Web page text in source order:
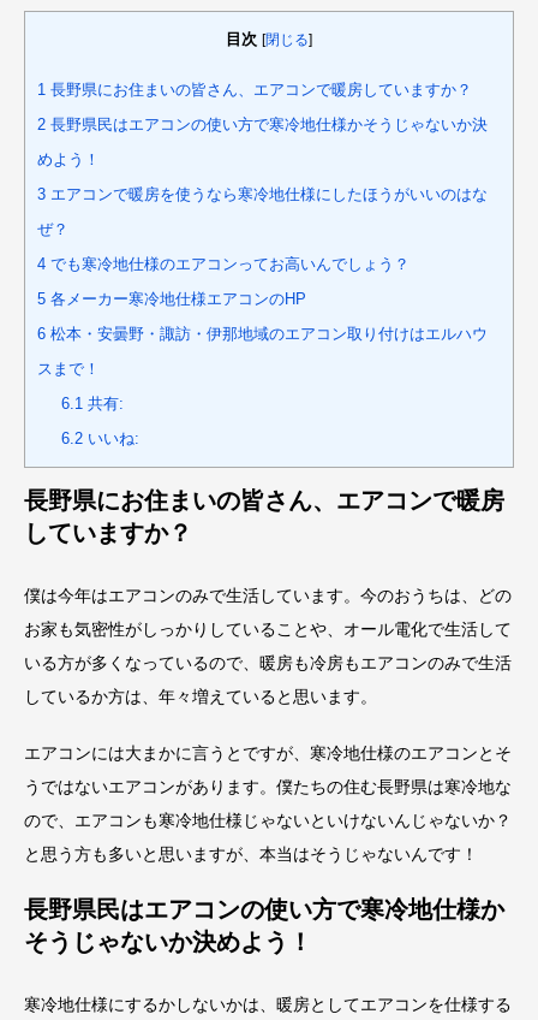
目次 [閉じる]
1 長野県にお住まいの皆さん、エアコンで暖房していますか？
2 長野県民はエアコンの使い方で寒冷地仕様かそうじゃないか決
めよう！
3 エアコンで暖房を使うなら寒冷地仕様にしたほうがいいのはな
ぜ？
4 でも寒冷地仕様のエアコンってお高いんでしょう？
5 各メーカー寒冷地仕様エアコンのHP
6 松本・安曇野・諏訪・伊那地域のエアコン取り付けはエルハウ
スまで！
6.1 共有:
6.2いいね:
長野県にお住まいの皆さん、エアコンで暖房
していますか？
僕は今年はエアコンのみで生活しています。今のおうちは、どの
お家も気密性がしっかりしていることや、オール電化で生活して
いる方が多くなっているので、暖房も冷房もエアコンのみで生活
しているか方は、年々増えていると思います。
エアコンには大まかに言うとですが、寒冷地仕様のエアコンとそ
うではないエアコンがあります。僕たちの住む長野県は寒冷地な
ので、エアコンも寒冷地仕様じゃないといけないんじゃないか？
と思う方も多いと思いますが、本当はそうじゃないんです！
長野県民はエアコンの使い方で寒冷地仕様か
そうじゃないか決めよう！
寒冷地仕様にするかしないかは、暖房としてエアコンを仕様する